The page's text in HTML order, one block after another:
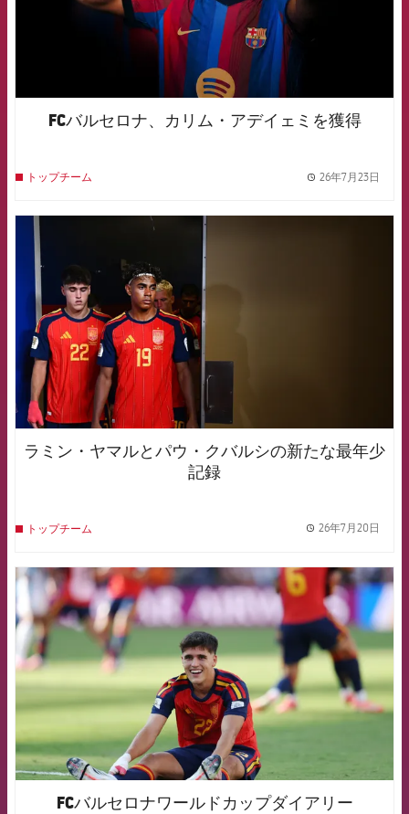
FCバルセロナ、カリム・アデイェミを獲得
トップチーム 26年7月23日
FCB Barcelona badge
ラミン・ヤマルとパウ・クバルシの新たな最年少
記録
トップチーム 26年7月20日
FCB Barcelona badge
FCバルセロナワールドカップダイアリー